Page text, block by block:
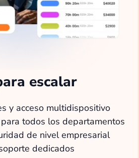
escalar
y acceso multidispositivo
todos los departamentos
de nivel empresarial
dedicados